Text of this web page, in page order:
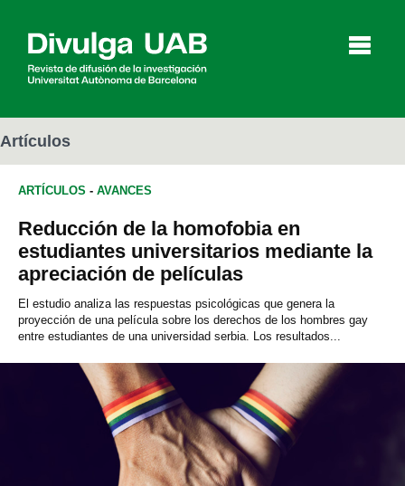
Artículos Entrevistas
Agenda
English Català
BUSCAR
Artículos
ARTÍCULOS - AVANCES
Reducción de la homofobia en
estudiantes universitarios mediante la
apreciación de películas
El estudio analiza las respuestas psicológicas que genera la
proyección de una película sobre los derechos de los hombres gay
entre estudiantes de una universidad serbia. Los resultados...